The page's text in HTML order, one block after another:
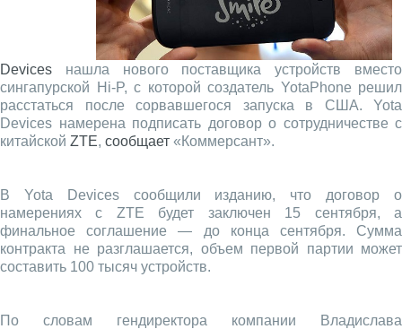
Devices нашла нового поставщика устройств вместо
сингапурской Hi-P, с которой создатель YotaPhone решил
расстаться после сорвавшегося запуска в США. Yota
Devices намерена подписать договор о сотрудничестве с
китайской ZTE, сообщает «Коммерсант».
В Yota Devices сообщили изданию, что договор о
намерениях с ZTE будет заключен 15 сентября, а
финальное соглашение — до конца сентября. Сумма
контракта не разглашается, объем первой партии может
составить 100 тысяч устройств.
По словам гендиректора компании Владислава